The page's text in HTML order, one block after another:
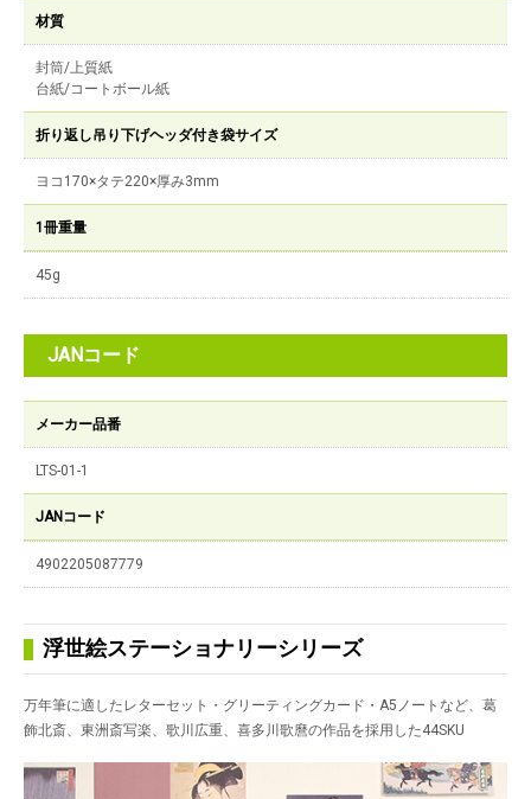
材質
封筒/上質紙
台紙/コートボール紙
折り返し吊り下げヘッダ付き袋サイズ
ヨコ170×タテ220×厚み3mm
1冊重量
45g
JANコード
メーカー品番
LTS-01-1
JANコード
4902205087779
浮世絵ステーショナリーシリーズ
万年筆に適したレターセット・グリーティングカード・A5ノートなど、葛
飾北斎、東洲斎写楽、歌川広重、喜多川歌麿の作品を採用した44SKU